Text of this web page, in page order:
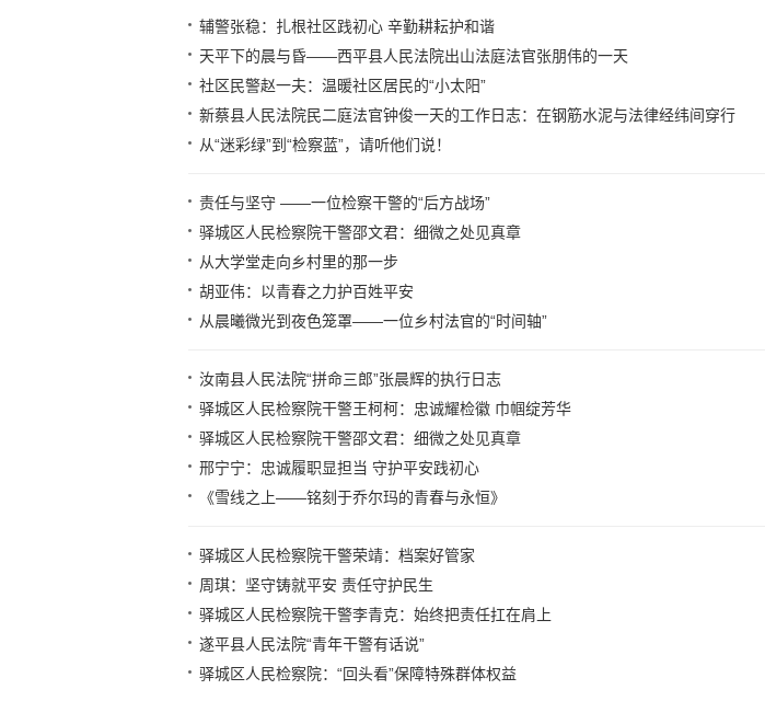
辅警张稳：扎根社区践初心 辛勤耕耘护和谐
天平下的晨与昏——西平县人民法院出山法庭法官张朋伟的一天
社区民警赵一夫：温暖社区居民的“小太阳”
新蔡县人民法院民二庭法官钟俊一天的工作日志：在钢筋水泥与法律经纬间穿行
从“迷彩绿”到“检察蓝”，请听他们说！
责任与坚守 ——一位检察干警的“后方战场”
驿城区人民检察院干警邵文君：细微之处见真章
从大学堂走向乡村里的那一步
胡亚伟：以青春之力护百姓平安
从晨曦微光到夜色笼罩——一位乡村法官的“时间轴”
汝南县人民法院“拼命三郎”张晨辉的执行日志
驿城区人民检察院干警王柯柯：忠诚耀检徽 巾帼绽芳华
驿城区人民检察院干警邵文君：细微之处见真章
邢宁宁：忠诚履职显担当 守护平安践初心
《雪线之上——铭刻于乔尔玛的青春与永恒》
驿城区人民检察院干警荣靖：档案好管家
周琪：坚守铸就平安 责任守护民生
驿城区人民检察院干警李青克：始终把责任扛在肩上
遂平县人民法院“青年干警有话说”
驿城区人民检察院：“回头看”保障特殊群体权益